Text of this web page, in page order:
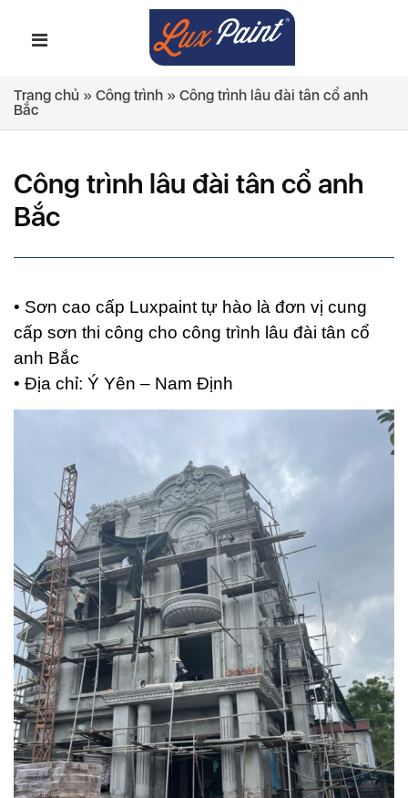
Trang chủ » Công trình » Công trình lâu đài tân cổ anh
Bắc
Công trình lâu đài tân cổ anh
Bắc
• Sơn cao cấp Luxpaint tự hào là đơn vị cung
cấp sơn thi công cho công trình lâu đài tân cổ
anh Bắc
• Địa chỉ: Ý Yên – Nam Định